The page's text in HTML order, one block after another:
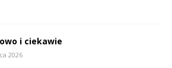
i ciekawie
2026